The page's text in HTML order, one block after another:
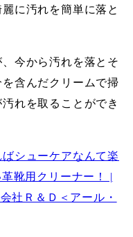
に汚れを簡単に落と
今から汚れを落とそ
含んだクリームで掃
れを取ることができ
シューケアなんて楽
靴用クリーナー！ |
社Ｒ＆Ｄ＜アール・